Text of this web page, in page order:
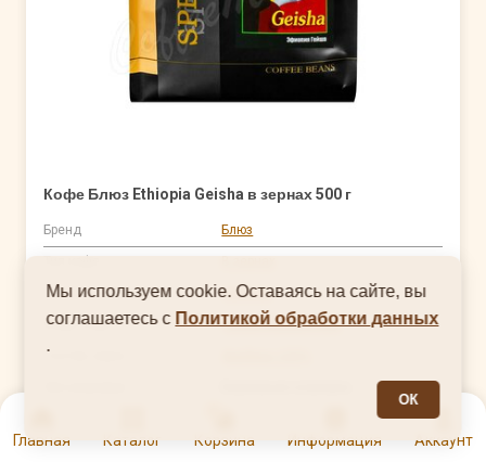
Главная Каталог Корзина Информация Аккаунт
Кофе Блюз Ethiopia Geisha в зернах 500 г
Бренд Блюз
Тип кофе В зернах
Степень обжарки Светлая
Виды кофе Свежеобжаренный
Состав зерна
Страна производства Россия
Мы используем cookie. Оставаясь на сайте, вы
соглашаетесь с Политикой обработки данных
.
ОК